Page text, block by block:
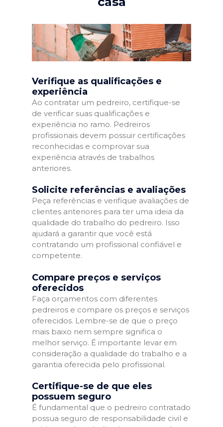
Verifique as qualificações e
experiência
Ao contratar um pedreiro, certifique-se
de verificar suas qualificações e
experiência no ramo. Pedreiros
profissionais devem possuir certificações
reconhecidas e comprovar sua
experiência através de trabalhos
anteriores.
Solicite referências e avaliações
Peça referências e verifique avaliações de
clientes anteriores para ter uma ideia da
qualidade do trabalho do pedreiro. Isso
ajudará a garantir que você está
contratando um profissional confiável e
competente.
Compare preços e serviços
oferecidos
Faça orçamentos com diferentes
pedreiros e compare os preços e serviços
oferecidos. Lembre-se de que o preço
mais baixo nem sempre significa o
melhor serviço. É importante levar em
consideração a qualidade do trabalho e a
garantia oferecida pelo profissional.
Certifique-se de que eles
possuem seguro
É fundamental que o pedreiro contratado
possua seguro de responsabilidade civil e